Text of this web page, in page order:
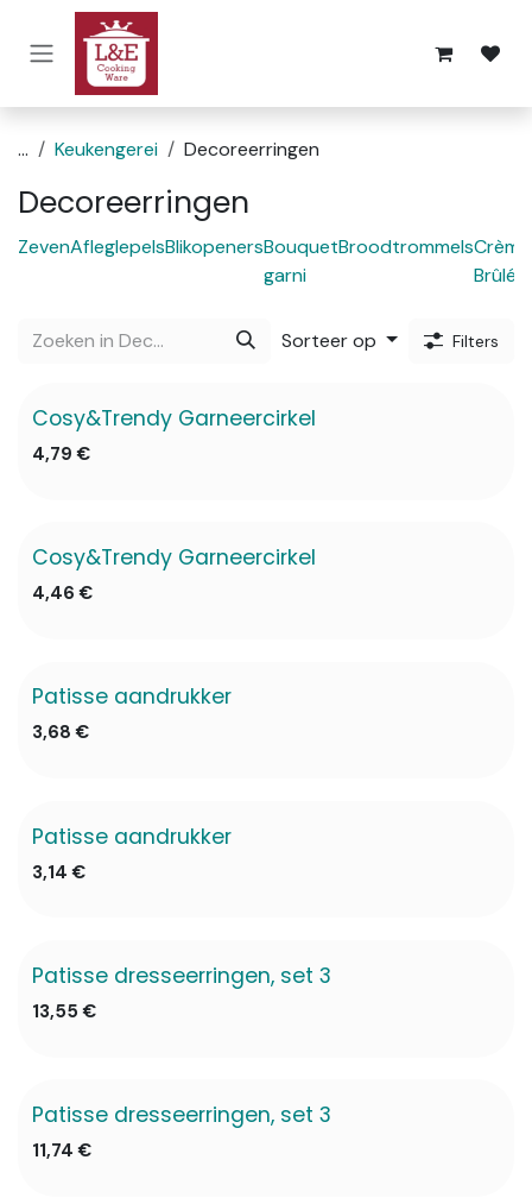
Overslaan naar inhoud
... Keukengerei Decoreerringen
Decoreerringen
ZevenAfleglepelsBlikopenersBouquet
garni
BroodtrommelsCrème
Brûlée
Sorteer op Filters
Cosy&Trendy Garneercirkel
4,79 €
Cosy&Trendy Garneercirkel
4,46 €
Patisse aandrukker
3,68 €
Patisse aandrukker
3,14 €
Patisse dresseerringen, set 3
13,55 €
Patisse dresseerringen, set 3
11,74 €